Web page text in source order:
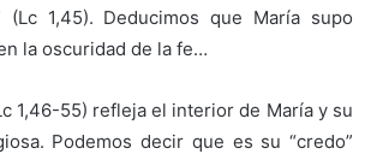
(Lc 1,45). Deducimos que María supo
la oscuridad de la fe…
1,46-55) refleja el interior de María y su
Podemos decir que es su “credo”